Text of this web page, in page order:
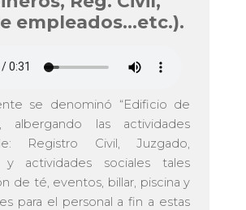
empleados...etc.).
se denominó “Edificio de
albergando las actividades
Registro Civil, Juzgado,
y actividades sociales tales
de té, eventos, billar, piscina y
para el personal a fin a estas